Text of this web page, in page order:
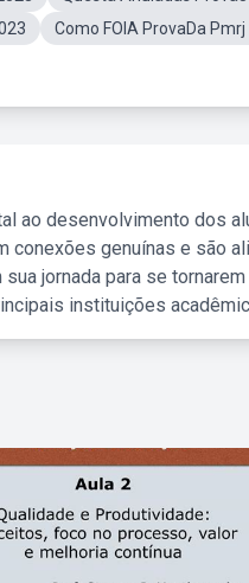
Como FOIA ProvaDa Pmrj
ao desenvolvimento dos
genuínas e são
jornada para se
instituições